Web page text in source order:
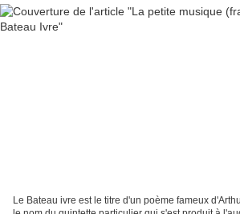
Le Bateau ivre est le titre d'un poème fameux